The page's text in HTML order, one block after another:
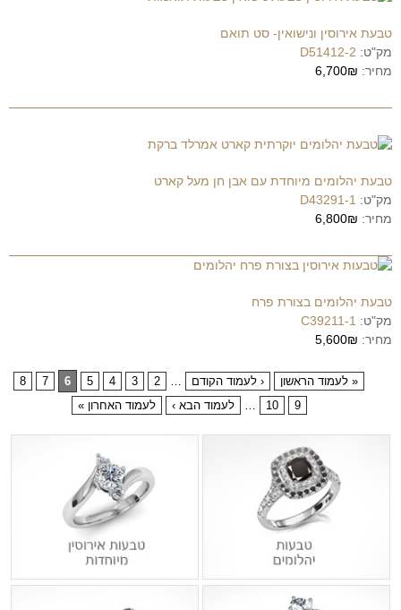
טבעת אירוסין ונישואין- סט תואם
מק"ט: D51412-2
מחיר: 6,700₪
טבעת יהלומים מיוחדת עם אבן חן מעל קארט
מק"ט: D43291-1
מחיר: 6,800₪
טבעת יהלומים בצורת פרח
מק"ט: C39211-1
מחיר: 5,600₪
« לעמוד הראשון ‹ לעמוד הקודם …
2
3
4
5
6
7
8
9
10
… לעמוד הבא › לעמוד האחרון »